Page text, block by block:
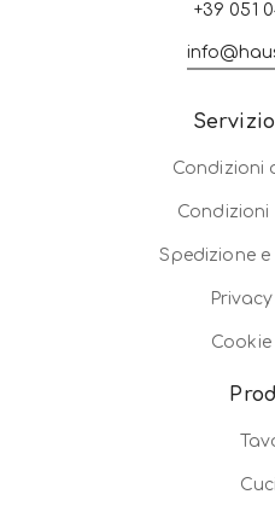
+39 051
Condizioni
Condizioni
Spedizione